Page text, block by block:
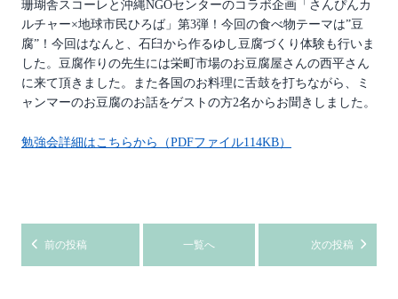
珊瑚舎スコーレと沖縄NGOセンターのコラボ企画「さんぴんカ
ルチャー×地球市民ひろば」第3弾！今回の食べ物テーマは”豆
腐”！今回はなんと、石臼から作るゆし豆腐づくり体験も行いま
した。豆腐作りの先生には栄町市場のお豆腐屋さんの西平さん
に来て頂きました。また各国のお料理に舌鼓を打ちながら、ミ
ャンマーのお豆腐のお話をゲストの方2名からお聞きしました。
勉強会詳細はこちらから（PDFファイル114KB）
前の投稿 一覧へ 次の投稿